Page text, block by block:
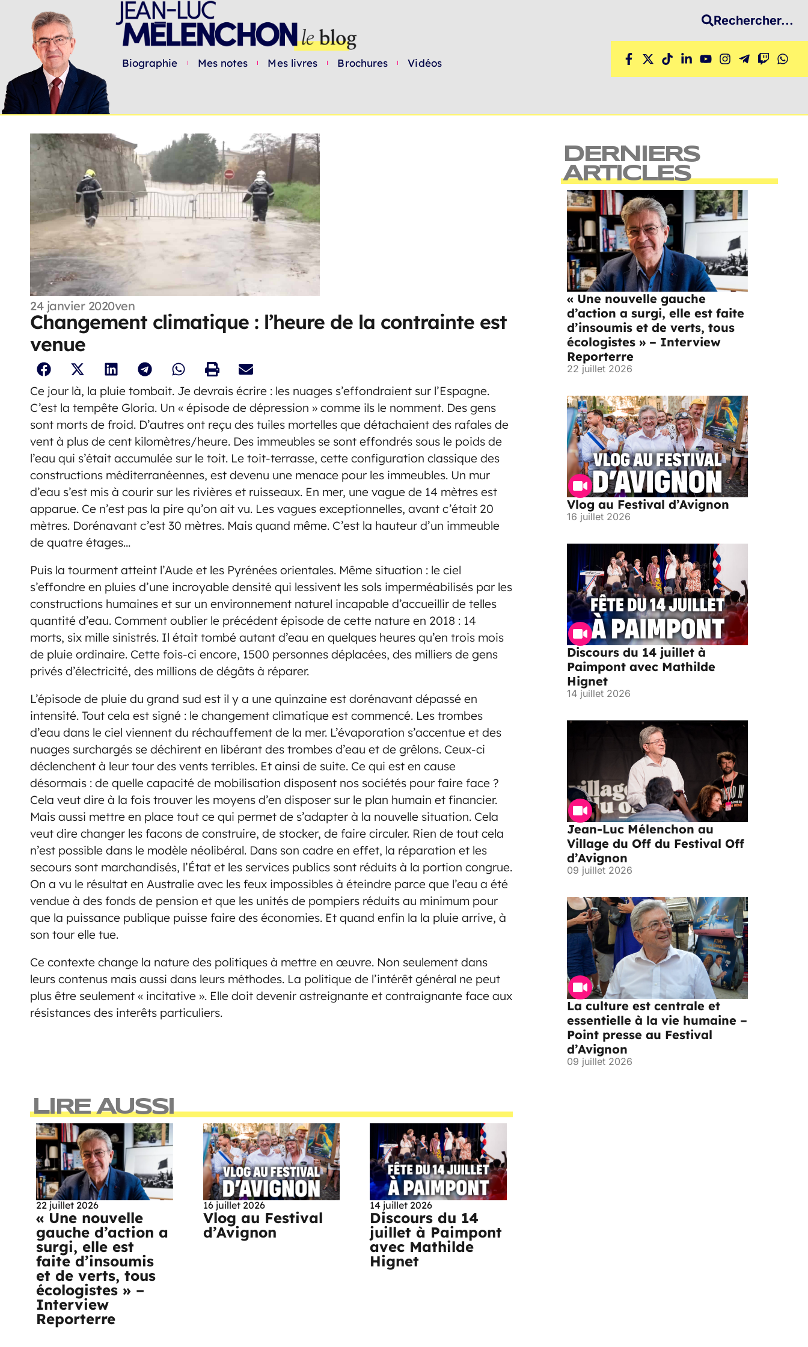
Biographie Mes notes Mes livres Brochures Vidéos
Rechercher...
24 janvier 2020ven
Changement climatique : l’heure de la contrainte est
venue
Ce jour là, la pluie tombait. Je devrais écrire : les nuages s’effondraient sur l’Espagne.
C’est la tempête Gloria. Un « épisode de dépression » comme ils le nomment. Des gens
sont morts de froid. D’autres ont reçu des tuiles mortelles que détachaient des rafales de
vent à plus de cent kilomètres/heure. Des immeubles se sont effondrés sous le poids de
l’eau qui s’était accumulée sur le toit. Le toit-terrasse, cette configuration classique des
constructions méditerranéennes, est devenu une menace pour les immeubles. Un mur
d’eau s’est mis à courir sur les rivières et ruisseaux. En mer, une vague de 14 mètres est
apparue. Ce n’est pas la pire qu’on ait vu. Les vagues exceptionnelles, avant c’était 20
mètres. Dorénavant c’est 30 mètres. Mais quand même. C’est la hauteur d’un immeuble
de quatre étages…
Puis la tourment atteint l’Aude et les Pyrénées orientales. Même situation : le ciel
s’effondre en pluies d’une incroyable densité qui lessivent les sols imperméabilisés par les
constructions humaines et sur un environnement naturel incapable d’accueillir de telles
quantité d’eau. Comment oublier le précédent épisode de cette nature en 2018 : 14
morts, six mille sinistrés. Il était tombé autant d’eau en quelques heures qu’en trois mois
de pluie ordinaire. Cette fois-ci encore, 1500 personnes déplacées, des milliers de gens
privés d’électricité, des millions de dégâts à réparer.
L’épisode de pluie du grand sud est il y a une quinzaine est dorénavant dépassé en
intensité. Tout cela est signé : le changement climatique est commencé. Les trombes
d’eau dans le ciel viennent du réchauffement de la mer. L’évaporation s’accentue et des
nuages surchargés se déchirent en libérant des trombes d’eau et de grêlons. Ceux-ci
déclenchent à leur tour des vents terribles. Et ainsi de suite. Ce qui est en cause
désormais : de quelle capacité de mobilisation disposent nos sociétés pour faire face ?
Cela veut dire à la fois trouver les moyens d’en disposer sur le plan humain et financier.
Mais aussi mettre en place tout ce qui permet de s’adapter à la nouvelle situation. Cela
veut dire changer les facons de construire, de stocker, de faire circuler. Rien de tout cela
n’est possible dans le modèle néolibéral. Dans son cadre en effet, la réparation et les
secours sont marchandisés, l’État et les services publics sont réduits à la portion congrue.
On a vu le résultat en Australie avec les feux impossibles à éteindre parce que l’eau a été
vendue à des fonds de pension et que les unités de pompiers réduits au minimum pour
que la puissance publique puisse faire des économies. Et quand enfin la la pluie arrive, à
son tour elle tue.
Ce contexte change la nature des politiques à mettre en œuvre. Non seulement dans
leurs contenus mais aussi dans leurs méthodes. La politique de l’intérêt général ne peut
plus être seulement « incitative ». Elle doit devenir astreignante et contraignante face aux
résistances des interêts particuliers.
LIRE AUSSI
22 juillet 2026
« Une nouvelle
gauche d’action a
surgi, elle est
faite d’insoumis
et de verts, tous
écologistes » –
Interview
Reporterre
16 juillet 2026
Vlog au Festival
d’Avignon
14 juillet 2026
Discours du 14
juillet à Paimpont
avec Mathilde
Hignet
DERNIERS
ARTICLES
« Une nouvelle gauche
d’action a surgi, elle est faite
d’insoumis et de verts, tous
écologistes » – Interview
Reporterre
22 juillet 2026
Vlog au Festival d’Avignon
16 juillet 2026
Discours du 14 juillet à
Paimpont avec Mathilde
Hignet
14 juillet 2026
Jean-Luc Mélenchon au
Village du Off du Festival Off
d’Avignon
09 juillet 2026
La culture est centrale et
essentielle à la vie humaine –
Point presse au Festival
d’Avignon
09 juillet 2026